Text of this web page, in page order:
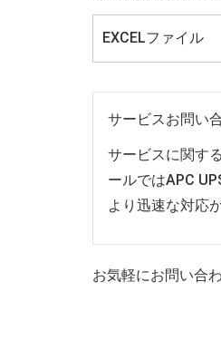
EXCELファイル
サービスお問い
サービスに関す
ールではAPC
より迅速な対応
お気軽にお問い合